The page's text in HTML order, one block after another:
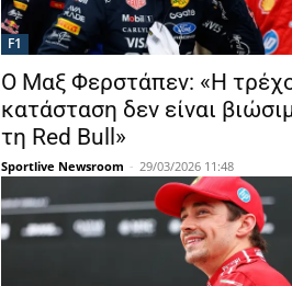
F1
Ο Μαξ Φερστάπεν: «Η
κατάσταση δεν είναι
τη Red Bull»
Sportlive Newsroom - 29/03/2026 11:48